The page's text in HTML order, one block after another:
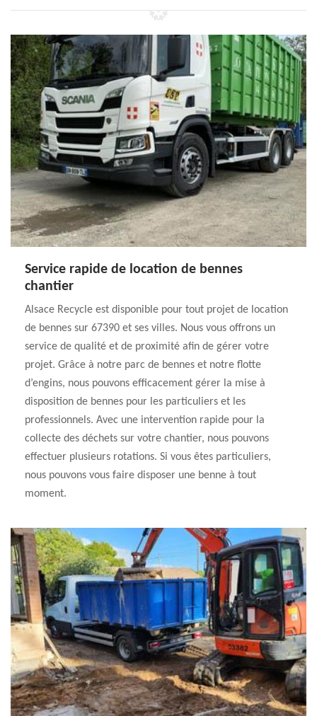
Service rapide de location de bennes
chantier
Alsace Recycle est disponible pour tout projet de location
de bennes sur 67390 et ses villes. Nous vous offrons un
service de qualité et de proximité afin de gérer votre
projet. Grâce à notre parc de bennes et notre flotte
d’engins, nous pouvons efficacement gérer la mise à
disposition de bennes pour les particuliers et les
professionnels. Avec une intervention rapide pour la
collecte des déchets sur votre chantier, nous pouvons
effectuer plusieurs rotations. Si vous êtes particuliers,
nous pouvons vous faire disposer une benne à tout
moment.